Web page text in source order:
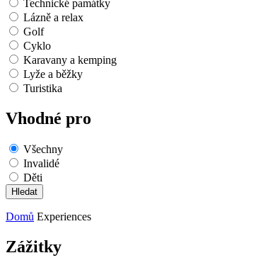
Technické památky
Lázně a relax
Golf
Cyklo
Karavany a kemping
Lyže a běžky
Turistika
Vhodné pro
Všechny
Invalidé
Děti
Domů Experiences
Zážitky